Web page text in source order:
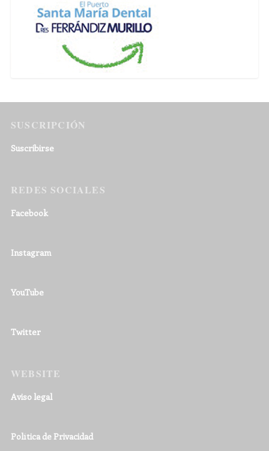
SUSCRIPCIÓN
Suscribirse
REDES SOCIALES
Facebook
Instagram
YouTube
Twitter
WEBSITE
Aviso legal
Política de Privacidad